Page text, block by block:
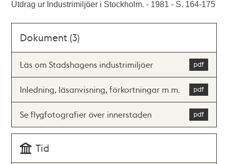
Utdrag ur Industrimiljöer i Stockholm. - 1981 - S. 164-175
Dokument (3)
Läs om Stadshagens industrimiljöer
Inledning, läsanvisning, förkortningar m.m.
Se flygfotografier över innerstaden
Tid